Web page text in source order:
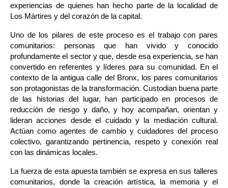
experiencias de quienes han hecho parte de la localidad de
Los Mártires y del corazón de la capital.
Uno de los pilares de este proceso es el trabajo con pares
comunitarios: personas que han vivido y conocido
profundamente el sector y que, desde esa experiencia, se han
convertido en referentes y líderes para su comunidad. En el
contexto de la antigua calle del Bronx, los pares comunitarios
son protagonistas de la transformación. Custodian buena parte
de las historias del lugar, han participado en procesos de
reducción de riesgo y daño, y hoy acompañan, orientan y
lideran acciones desde el cuidado y la mediación cultural.
Actúan como agentes de cambio y cuidadores del proceso
colectivo, garantizando pertinencia, respeto y conexión real
con las dinámicas locales.
La fuerza de esta apuesta también se expresa en sus talleres
comunitarios, donde la creación artística, la memoria y el